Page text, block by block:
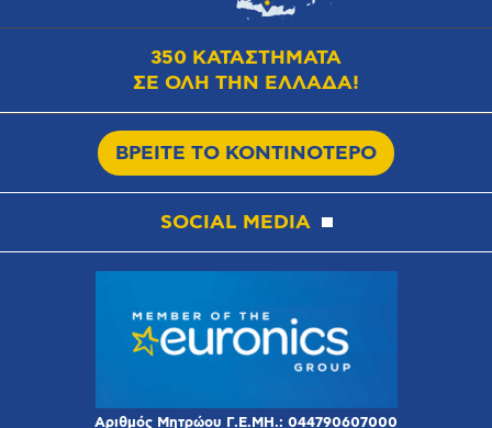
350 ΚΑΤΑΣΤΗΜΑΤΑ
ΣΕ ΟΛΗ ΤΗΝ ΕΛΛΑΔΑ!
ΒΡΕΙΤΕ ΤΟ ΚΟΝΤΙΝΟΤΕΡΟ
SOCIAL MEDIA